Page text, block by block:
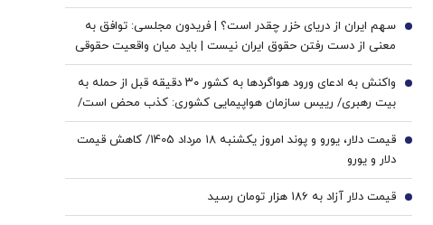
سهم ایران از دریای خزر چقدر است؟ | فریدون مجلسی: توافق به
معنی از دست رفتن حقوق ایران نیست | باید میان واقعیت حقوقی
و هیاهوی سیاسی در موضوع دریای خزر تفکیک قائل شد
4
واکنش به ادعای ورود هواگردها به کشور ٣٠ دقیقه قبل از حمله به
بیت رهبری/ رییس سازمان هواپیمایی کشوری: کذب محض است/
اگر چنین گزارشی وجود داشت، خودمان آن را اطلاع‌رسانی می‌کردیم
5
قیمت دلار، یورو و پوند امروز یکشنبه ۱۸ مرداد 1405/ کاهش قیمت
دلار و یورو
6
قیمت دلار آزاد به 186 هزار تومان رسید 7